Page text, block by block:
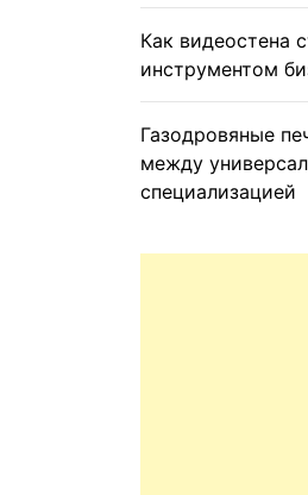
Как видеостена
инструментом
Газодровяные
между
специализацией